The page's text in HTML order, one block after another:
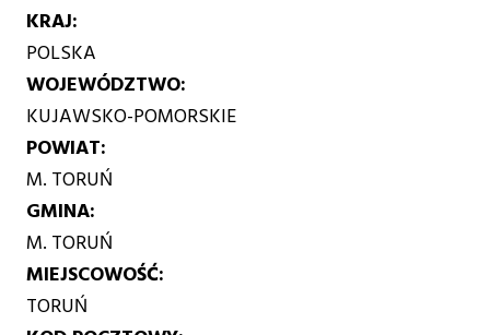
KRAJ
POLSKA
WOJEWÓDZTWO
KUJAWSKO-POMORSKIE
POWIAT
M. TORUŃ
GMINA
M. TORUŃ
MIEJSCOWOŚĆ
TORUŃ